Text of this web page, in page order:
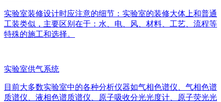
实验室装修设计时应注意的细节：实验室的装修大体上和普通
工装类似，主要区别在于：水、电、风、材料、工艺、流程等
特殊的施工和选择。
实验室供气系统
目前大多数实验室中的各种分析仪器如气相色谱仪、气相色谱
质谱仪、液相色谱质谱仪、原子吸收分光光度计、原子荧光光